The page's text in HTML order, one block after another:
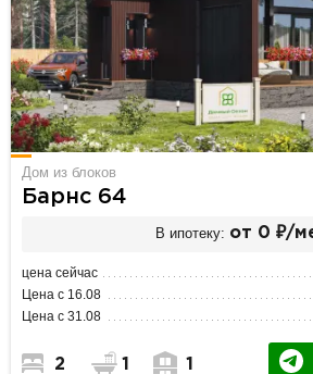
Дом из блоков
Барнс 64
В ипотеку: от 0 ₽/
цена сейчас
Цена с 16.08
Цена с 31.08
2 1 1